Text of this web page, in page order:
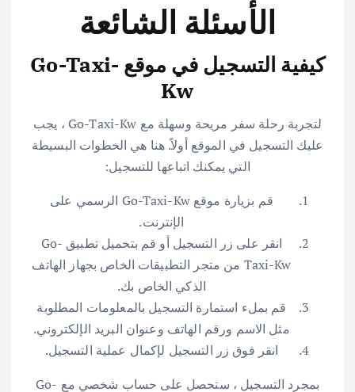
الأسئلة الشائعة
كيفية التسجيل في موقع Go-Taxi-
Kw
لتجربة رحلة سفر مريحة وسهلة مع Go-Taxi-Kw ، يجب
عليك التسجيل في الموقع أولاً. هنا هي الخطوات البسيطة
التي يمكنك اتباعها للتسجيل:
قم بزيارة موقع Go-Taxi-Kw الرسمي على
الإنترنت.
انقر على زر التسجيل أو قم بتحميل تطبيق Go-
Taxi-Kw من متجر التطبيقات الخاص بجهاز الهاتف
الذكي الخاص بك.
قم بملء استمارة التسجيل بالمعلومات المطلوبة
مثل الاسم ورقم الهاتف وعنوان البريد الإلكتروني.
انقر فوق زر التسجيل لإكمال عملية التسجيل.
بمجرد التسجيل ، ستحصل على حساب شخصي مع Go-